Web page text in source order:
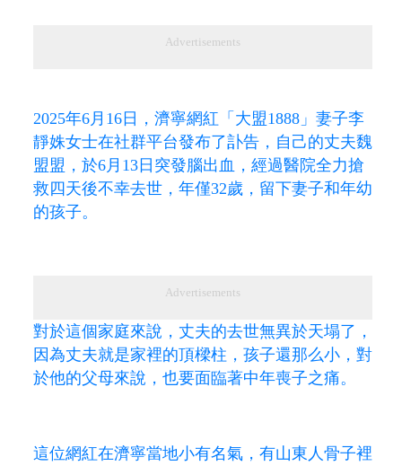
Advertisements
2025年6月16日，濟寧網紅「大盟1888」妻子李
靜姝女士在社群平台發布了訃告，自己的丈夫魏
盟盟，於6月13日突發腦出血，經過醫院全力搶
救四天後不幸去世，年僅32歲，留下妻子和年幼
的孩子。
Advertisements
對於這個家庭來說，丈夫的去世無異於天塌了，
因為丈夫就是家裡的頂樑柱，孩子還那么小，對
於他的父母來說，也要面臨著中年喪子之痛。
這位網紅在濟寧當地小有名氣，有山東人骨子裡